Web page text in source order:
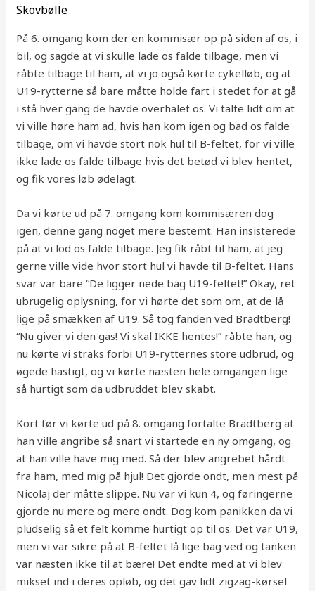
Skovbølle
På 6. omgang kom der en kommisær op på siden af os, i
bil, og sagde at vi skulle lade os falde tilbage, men vi
råbte tilbage til ham, at vi jo også kørte cykelløb, og at
U19-rytterne så bare måtte holde fart i stedet for at gå
i stå hver gang de havde overhalet os. Vi talte lidt om at
vi ville høre ham ad, hvis han kom igen og bad os falde
tilbage, om vi havde stort nok hul til B-feltet, for vi ville
ikke lade os falde tilbage hvis det betød vi blev hentet,
og fik vores løb ødelagt.
Da vi kørte ud på 7. omgang kom kommisæren dog
igen, denne gang noget mere bestemt. Han insisterede
på at vi lod os falde tilbage. Jeg fik råbt til ham, at jeg
gerne ville vide hvor stort hul vi havde til B-feltet. Hans
svar var bare “De ligger nede bag U19-feltet!” Okay, ret
ubrugelig oplysning, for vi hørte det som om, at de lå
lige på smækken af U19. Så tog fanden ved Bradtberg!
“Nu giver vi den gas! Vi skal IKKE hentes!” råbte han, og
nu kørte vi straks forbi U19-rytternes store udbrud, og
øgede hastigt, og vi kørte næsten hele omgangen lige
så hurtigt som da udbruddet blev skabt.
Kort før vi kørte ud på 8. omgang fortalte Bradtberg at
han ville angribe så snart vi startede en ny omgang, og
at han ville have mig med. Så der blev angrebet hårdt
fra ham, med mig på hjul! Det gjorde ondt, men mest på
Nicolaj der måtte slippe. Nu var vi kun 4, og føringerne
gjorde nu mere og mere ondt. Dog kom panikken da vi
pludselig så et felt komme hurtigt op til os. Det var U19,
men vi var sikre på at B-feltet lå lige bag ved og tanken
var næsten ikke til at bære! Det endte med at vi blev
mikset ind i deres opløb, og det gav lidt zigzag-kørsel